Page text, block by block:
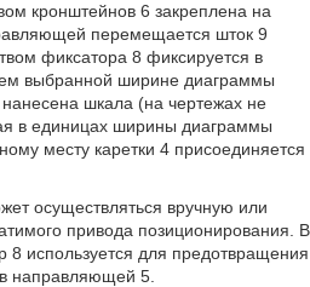
кронштейнов 6 закреплена на
перемещается шток 9
фиксатора 8 фиксируется в
выбранной ширине диаграммы
шкала (на чертежах не
в единицах ширины диаграммы
месту каретки 4 присоединяется
осуществляться вручную или
привода позиционирования. В
8 используется для предотвращения
направляющей 5.